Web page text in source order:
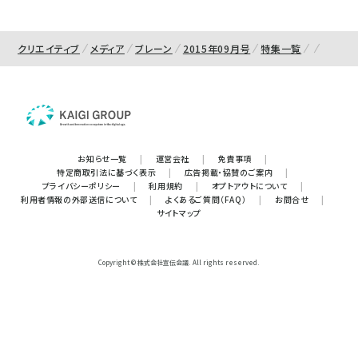
クリエイティブ メディア ブレーン 2015年09月号 特集一覧
お知らせ一覧 | 運営会社 | 免責事項
|
特定商取引法に基づく表示
| 広告掲載・協賛のご案内
|
プライバシーポリシー
| 利用規約 | オプトアウトについて
|
利用者情報の外部送信について
| よくあるご質問（FAQ） | お問合せ
|
サイトマップ
Copyright © 株式会社宣伝会議. All rights reserved.